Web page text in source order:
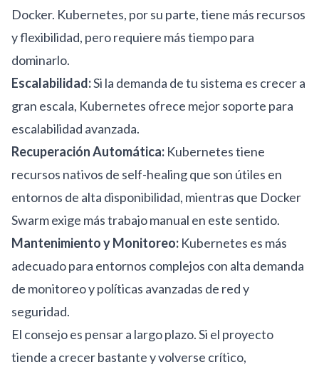
Docker. Kubernetes, por su parte, tiene más recursos
y flexibilidad, pero requiere más tiempo para
dominarlo.
Escalabilidad:Si la demanda de tu sistema es crecer a
gran escala, Kubernetes ofrece mejor soporte para
escalabilidad avanzada.
Recuperación Automática: Kubernetes tiene
recursos nativos de self-healing que son útiles en
entornos de alta disponibilidad, mientras que Docker
Swarm exige más trabajo manual en este sentido.
Mantenimiento y Monitoreo: Kubernetes es más
adecuado para entornos complejos con alta demanda
de monitoreo y políticas avanzadas de red y
seguridad.
El consejo es pensar a largo plazo. Si el proyecto
tiende a crecer bastante y volverse crítico,